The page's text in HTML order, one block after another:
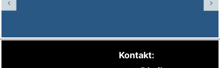
Kontakt: